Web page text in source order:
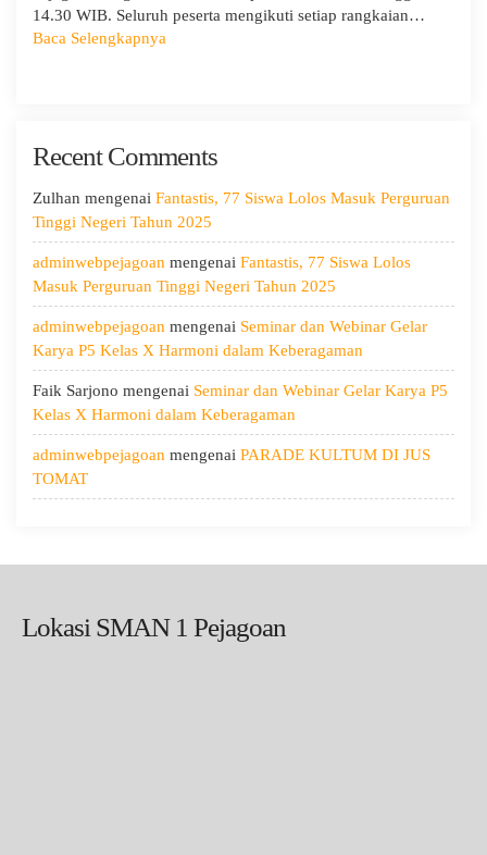
14.30 WIB. Seluruh peserta mengikuti setiap rangkaian…
Baca Selengkapnya
Menggali
Diri,
Menjaga
Kesehatan,
dan
Menumbuhkan
Kepedulian
Recent Comments
Zulhan mengenai Fantastis, 77 Siswa Lolos Masuk Perguruan
Tinggi Negeri Tahun 2025
adminwebpejagoan mengenai Fantastis, 77 Siswa Lolos
Masuk Perguruan Tinggi Negeri Tahun 2025
adminwebpejagoan mengenai Seminar dan Webinar Gelar
Karya P5 Kelas X Harmoni dalam Keberagaman
Faik Sarjono mengenai Seminar dan Webinar Gelar Karya P5
Kelas X Harmoni dalam Keberagaman
adminwebpejagoan mengenai PARADE KULTUM DI JUS
TOMAT
Lokasi SMAN 1 Pejagoan